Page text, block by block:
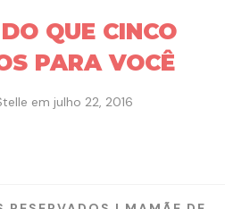
QUE CINCO
PARA VOCÊ
em julho 22, 2016